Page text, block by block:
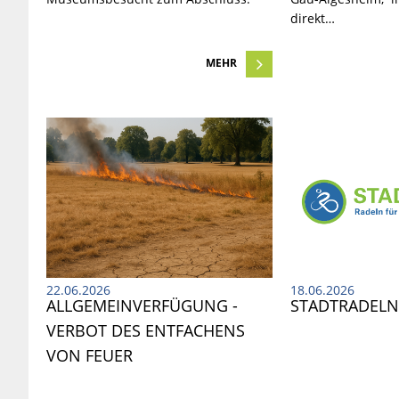
MEHR
direkt…
22.06.2026
ALLGEMEINVERFÜGUNG -
VERBOT DES ENTFACHENS
VON FEUER
18.06.2026
STADTRADELN